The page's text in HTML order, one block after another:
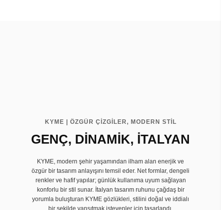
KYME | ÖZGÜR ÇİZGİLER, MODERN STİL
GENÇ, DİNAMİK, İTALYAN
KYME, modern şehir yaşamından ilham alan enerjik ve
özgür bir tasarım anlayışını temsil eder. Net formlar, dengeli
renkler ve hafif yapılar; günlük kullanıma uyum sağlayan
konforlu bir stil sunar. İtalyan tasarım ruhunu çağdaş bir
yorumla buluşturan KYME gözlükleri, stilini doğal ve iddialı
bir şekilde yansıtmak isteyenler için tasarlandı.